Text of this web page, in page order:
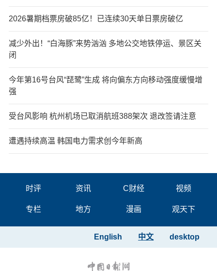
2026暑期档票房破85亿！已连续30天单日票房破亿
减少外出！“白海豚”来势汹汹 多地公交地铁停运、景区关
闭
今年第16号台风“琵鹭”生成 将向偏东方向移动强度缓慢增
强
受台风影响 杭州机场已取消航班388架次 退改签请注意
遭遇持续高温 韩国电力需求创今年新高
时评 资讯 C财经 视频
专栏 地方 漫画 观天下
desktop
中文
English